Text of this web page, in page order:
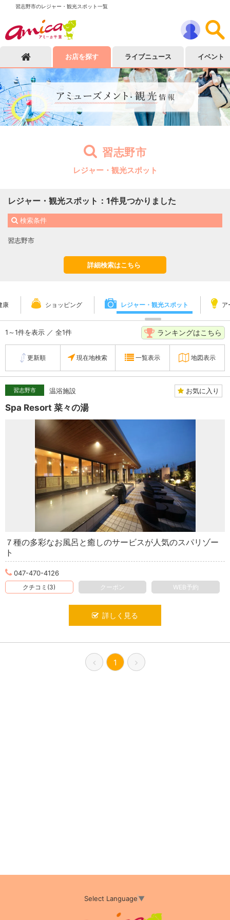
習志野市のレジャー・観光スポット一覧
お店を探す ライブニュース イベント
習志野市
レジャー・観光スポット
レジャー・観光スポット ： 1件見つかりました
検索条件
習志野市
詳細検索はこちら
康 ショッピング レジャー・観光スポット ア
1～1件を表示 ／ 全1件 ランキングはこちら
更新順 現在地検索 一覧表示 地図表示
習志野市 温浴施設 お気に入り
Spa Resort 菜々の湯
７種の多彩なお風呂と癒しのサービスが人気のスパリゾー
ト
047-470-4126
クチコミ(3) クーポン WEB予約
詳しく見る
1
Select Language▼